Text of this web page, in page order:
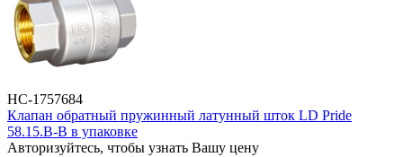
НС-1757684
Клапан обратный пружинный латунный шток LD Pride
58.15.В-В в упаковке
Авторизуйтесь, чтобы узнать Вашу цену